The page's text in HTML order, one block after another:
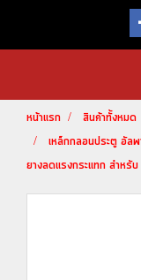
หน้าแรก สินค้าทั้งหมด
เหล็กกลอนประตู อัล
ยางลดแรงกระแทก สำห